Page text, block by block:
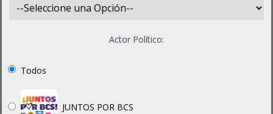
Actor Político:
Todos
JUNTOS POR BCS